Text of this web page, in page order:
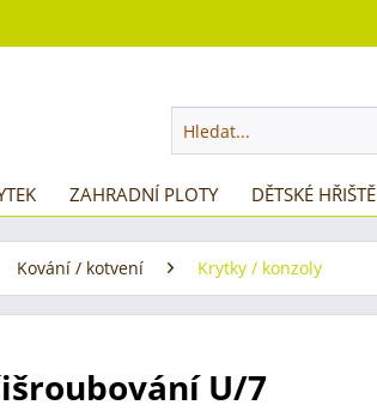
ZAHRADNÍ PLOTY DĚTSKÉ HŘIŠTĚ
Kování / kotvení Krytky / konzoly
U/7